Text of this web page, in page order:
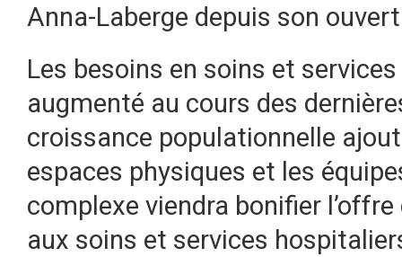
Anna-Laberge depuis son
Les besoins en soins et
augmenté au cours des
croissance populationnelle
espaces physiques et les
complexe viendra bonifier
aux soins et services